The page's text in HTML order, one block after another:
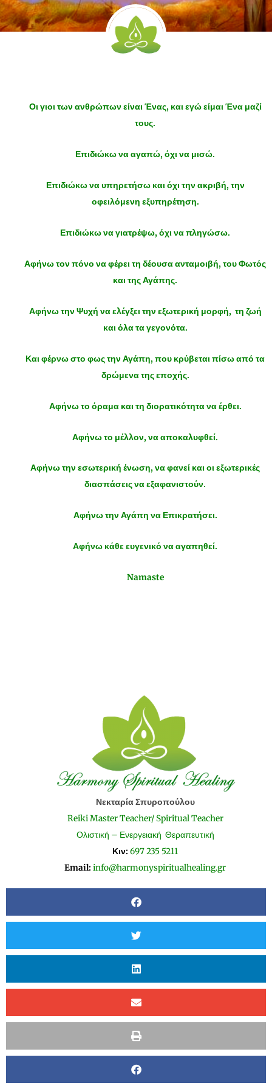
Οι γιοι των ανθρώπων είναι Ένας, και εγώ είμαι Ένα μαζί
τους.
Επιδιώκω να αγαπώ, όχι να μισώ.
Επιδιώκω να υπηρετήσω και όχι την ακριβή, την
οφειλόμενη εξυπηρέτηση.
Επιδιώκω να γιατρέψω, όχι να πληγώσω.
Αφήνω τον πόνο να φέρει τη δέουσα ανταμοιβή, του Φωτός
και της Αγάπης.
Αφήνω την Ψυχή να ελέγξει την εξωτερική μορφή, τη ζωή
και όλα τα γεγονότα.
Και φέρνω στο φως την Αγάπη, που κρύβεται πίσω από τα
δρώμενα της εποχής.
Αφήνω το όραμα και τη διορατικότητα να έρθει.
Αφήνω το μέλλον, να αποκαλυφθεί.
Αφήνω την εσωτερική ένωση, να φανεί και οι εξωτερικές
διασπάσεις να εξαφανιστούν.
Αφήνω την Αγάπη να Επικρατήσει.
Αφήνω κάθε ευγενικό να αγαπηθεί.
Namaste
Νεκταρία Σπυροπούλου
Reiki Master Teacher/ Spiritual Teacher
Ολιστική – Ενεργειακή Θεραπευτική
Κιν: 697 235 5211
Email: info@harmonyspiritualhealing.gr